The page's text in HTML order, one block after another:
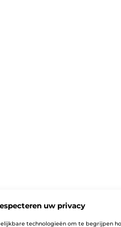
uw privacy
technologieën om te begrijpen